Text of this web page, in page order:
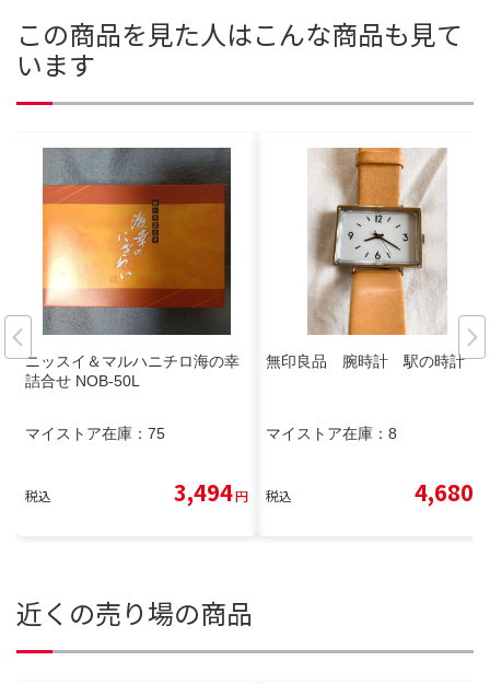
この商品を見た人はこんな商品も見て
います
ニッスイ＆マルハニチロ海の幸
詰合せ NOB-50L
マイストア在庫： 75
税込 3,494円
無印良品 腕時計 駅の時計
マイストア在庫： 8
税込 4,680
近くの売り場の商品